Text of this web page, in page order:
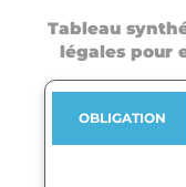
Tableau
légales pour
OBLIGATION